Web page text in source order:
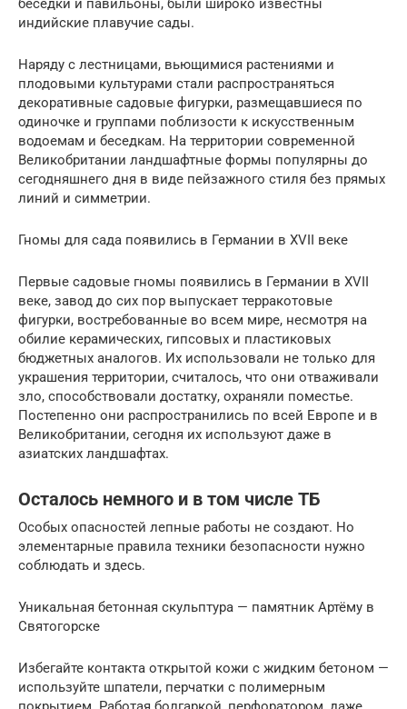
беседки и павильоны, были широко известны
индийские плавучие сады.
Наряду с лестницами, вьющимися растениями и
плодовыми культурами стали распространяться
декоративные садовые фигурки, размещавшиеся по
одиночке и группами поблизости к искусственным
водоемам и беседкам. На территории современной
Великобритании ландшафтные формы популярны до
сегодняшнего дня в виде пейзажного стиля без прямых
линий и симметрии.
Гномы для сада появились в Германии в XVII веке
Первые садовые гномы появились в Германии в XVII
веке, завод до сих пор выпускает терракотовые
фигурки, востребованные во всем мире, несмотря на
обилие керамических, гипсовых и пластиковых
бюджетных аналогов. Их использовали не только для
украшения территории, считалось, что они отваживали
зло, способствовали достатку, охраняли поместье.
Постепенно они распространились по всей Европе и в
Великобритании, сегодня их используют даже в
азиатских ландшафтах.
Осталось немного и в том числе ТБ
Особых опасностей лепные работы не создают. Но
элементарные правила техники безопасности нужно
соблюдать и здесь.
Уникальная бетонная скульптура — памятник Артёму в
Святогорске
Избегайте контакта открытой кожи с жидким бетоном —
используйте шпатели, перчатки с полимерным